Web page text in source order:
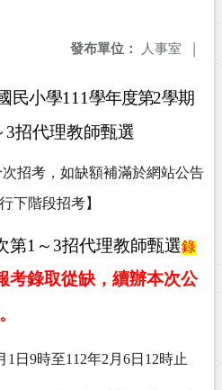
發布單位： 人事室 |
民小學111學年度第2學期
3招代理教師甄選
次招考，如缺額補滿於網站公告
下階段招考】
第1～3招代理教師甄選錄
考錄取從缺，續辦本次公
。
1日9時至112年2月6日12時止